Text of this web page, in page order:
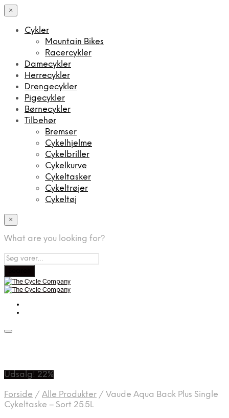
×
Cykler
Mountain Bikes
Racercykler
Damecykler
Herrecykler
Drengecykler
Pigecykler
Børnecykler
Tilbehør
Bremser
Cykelhjelme
Cykelbriller
Cykelkurve
Cykeltasker
Cykeltrøjer
Cykeltøj
×
What are you looking for?
Udsalg! 22%
Forside / Alle Produkter / Vaude Aqua Back Plus Single
Cykeltaske – Sort 25.5L